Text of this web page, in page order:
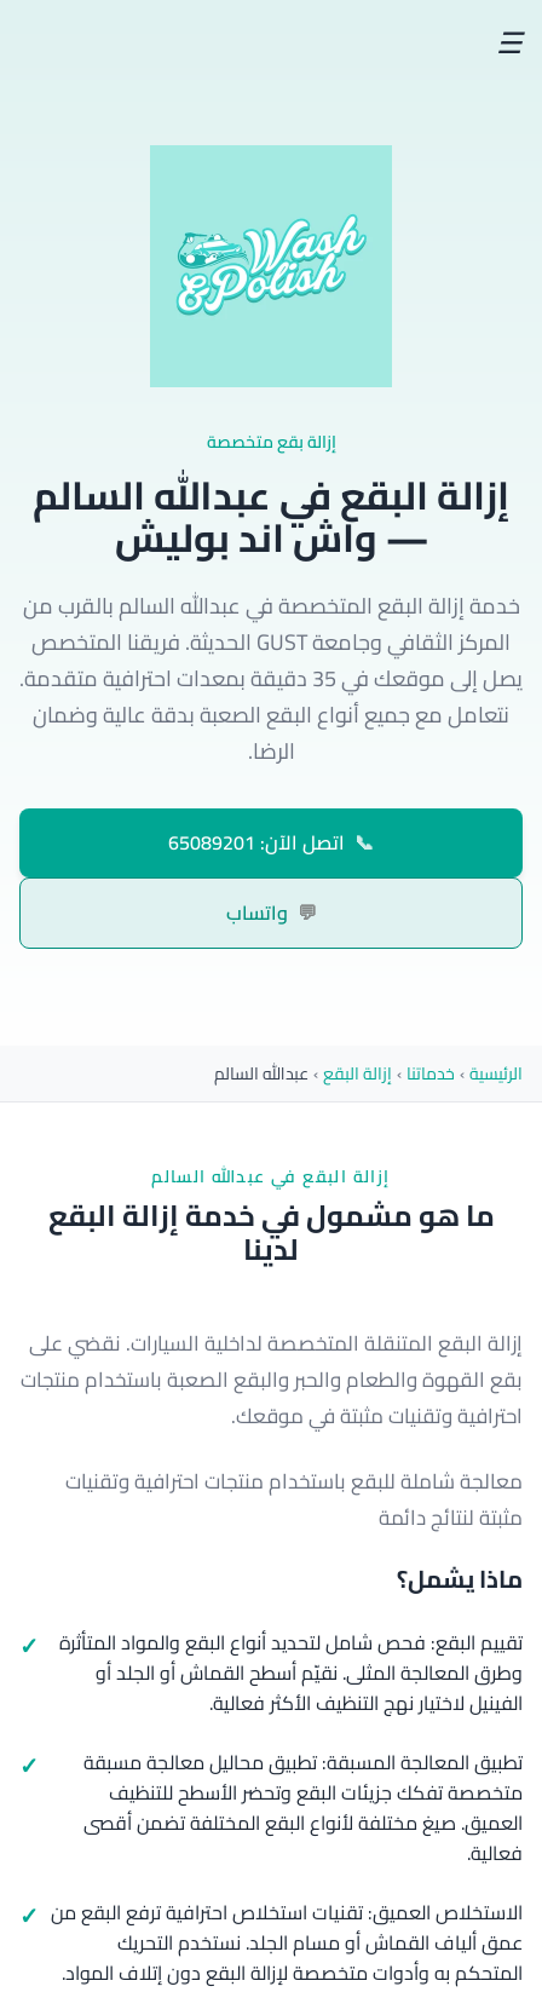
☰
إزالة بقع متخصصة
إزالة البقع في عبدالله السالم
— واش اند بوليش
خدمة إزالة البقع المتخصصة في عبدالله السالم بالقرب من
المركز الثقافي وجامعة GUST الحديثة. فريقنا المتخصص
يصل إلى موقعك في 35 دقيقة بمعدات احترافية متقدمة.
نتعامل مع جميع أنواع البقع الصعبة بدقة عالية وضمان
الرضا.
📞 اتصل الآن: 65089201
💬 واتساب
الرئيسية›خدماتنا›إزالة البقع›عبدالله السالم
إزالة البقع في عبدالله السالم
ما هو مشمول في خدمة إزالة البقع
لدينا
إزالة البقع المتنقلة المتخصصة لداخلية السيارات. نقضي على
بقع القهوة والطعام والحبر والبقع الصعبة باستخدام منتجات
احترافية وتقنيات مثبتة في موقعك.
معالجة شاملة للبقع باستخدام منتجات احترافية وتقنيات
مثبتة لنتائج دائمة
ماذا يشمل؟
تقييم البقع: فحص شامل لتحديد أنواع البقع والمواد المتأثرة
وطرق المعالجة المثلى. نقيّم أسطح القماش أو الجلد أو
الفينيل لاختيار نهج التنظيف الأكثر فعالية.
تطبيق المعالجة المسبقة: تطبيق محاليل معالجة مسبقة
متخصصة تفكك جزيئات البقع وتحضر الأسطح للتنظيف
العميق. صيغ مختلفة لأنواع البقع المختلفة تضمن أقصى
فعالية.
الاستخلاص العميق: تقنيات استخلاص احترافية ترفع البقع من
عمق ألياف القماش أو مسام الجلد. نستخدم التحريك
المتحكم به وأدوات متخصصة لإزالة البقع دون إتلاف المواد.